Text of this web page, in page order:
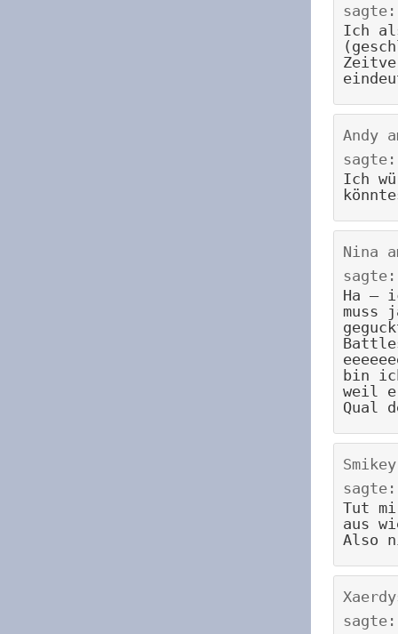
sagte:
Ich
Andy
sagte:
Ich
Nina
sagte:
Ha –
bin
weil
Qual
Smikey
sagte:
Tut
aus
Also
sagte: